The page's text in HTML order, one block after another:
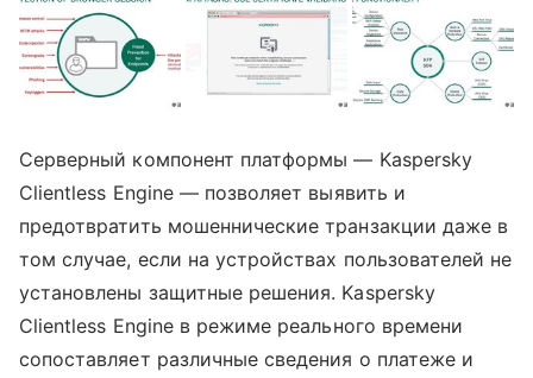
Серверный компонент платформы — Kaspersky
Clientless Engine — позволяет выявить и
предотвратить мошеннические транзакции даже в
том случае, если на устройствах пользователей не
установлены защитные решения. Kaspersky
Clientless Engine в режиме реального времени
сопоставляет различные сведения о платеже и